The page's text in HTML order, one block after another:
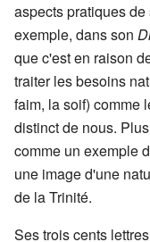
aspects pratiques
exemple, dans son
que c'est en raison
traiter les besoins
faim, la soif) comme
distinct de nous.
comme un exemple
une image d'une
de la Trinité.
Ses trois cents